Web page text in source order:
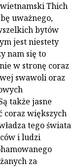
Thich
uważnego,
bytów
jest niestety
nam się to
w stronę coraz
swawoli oraz
także jasne
coraz większych
tego świata
i ludzi
za